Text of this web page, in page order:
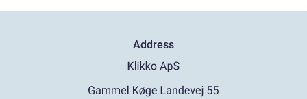
Address